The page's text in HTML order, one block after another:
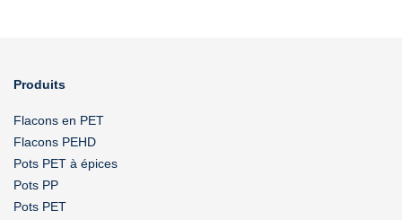
Produits
Flacons en PET
Flacons PEHD
Pots PET à épices
Pots PP
Pots PET